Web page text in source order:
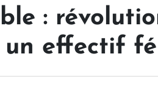
:
effectif